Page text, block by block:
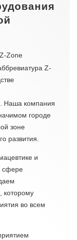
Zone
Z-
Наша компания
городе
зоне
развития.
и
сфере
которому
во всем